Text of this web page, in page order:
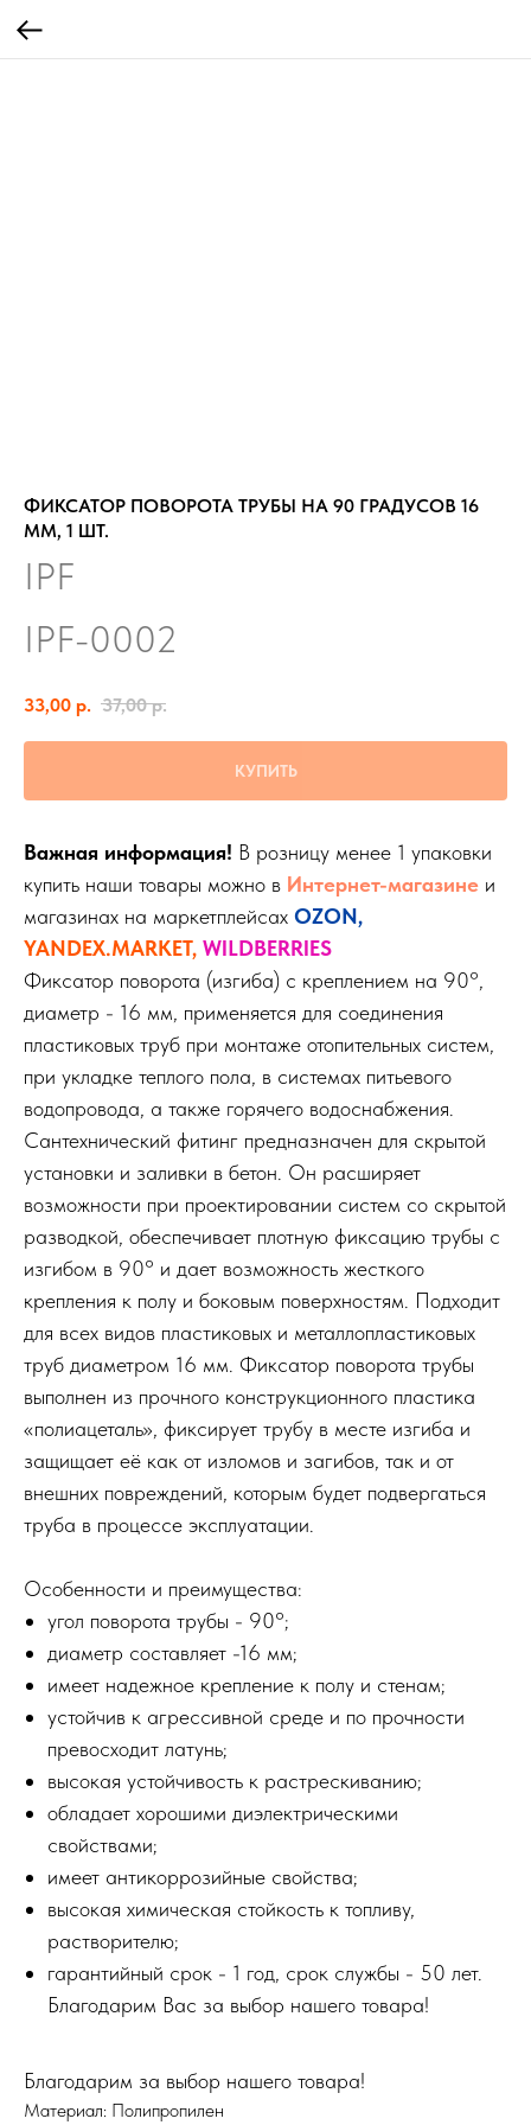
ФИКСАТОР ПОВОРОТА ТРУБЫ НА 90 ГРАДУСОВ 16
ММ, 1 ШТ.
IPF
IPF-0002
33,00 р. 37,00 р.
КУПИТЬ
Важная информация! В розницу менее 1 упаковки
купить наши товары можно в Интернет-магазине и
магазинах на маркетплейсах OZON,
YANDEX.MARKET, WILDBERRIES
Фиксатор поворота (изгиба) с креплением на 90°,
диаметр - 16 мм, применяется для соединения
пластиковых труб при монтаже отопительных систем,
при укладке теплого пола, в системах питьевого
водопровода, а также горячего водоснабжения.
Сантехнический фитинг предназначен для скрытой
установки и заливки в бетон. Он расширяет
возможности при проектировании систем со скрытой
разводкой, обеспечивает плотную фиксацию трубы с
изгибом в 90° и дает возможность жесткого
крепления к полу и боковым поверхностям. Подходит
для всех видов пластиковых и металлопластиковых
труб диаметром 16 мм. Фиксатор поворота трубы
выполнен из прочного конструкционного пластика
«полиацеталь», фиксирует трубу в месте изгиба и
защищает её как от изломов и загибов, так и от
внешних повреждений, которым будет подвергаться
труба в процессе эксплуатации.
Особенности и преимущества:
угол поворота трубы - 90°;
диаметр составляет -16 мм;
имеет надежное крепление к полу и стенам;
устойчив к агрессивной среде и по прочности
превосходит латунь;
высокая устойчивость к растрескиванию;
обладает хорошими диэлектрическими
свойствами;
имеет антикоррозийные свойства;
высокая химическая стойкость к топливу,
растворителю;
гарантийный срок - 1 год, срок службы - 50 лет.
Благодарим Вас за выбор нашего товара!
Благодарим за выбор нашего товара!
Материал: Полипропилен